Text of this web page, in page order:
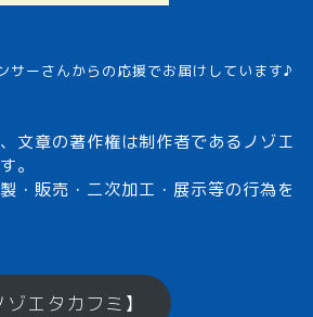
サーさんからの応援でお届けしています♪
文章の著作権は制作者であるノゾエ
。
・販売・二次加工・展示等の行為を
エタカフミ】
メモざるとは？